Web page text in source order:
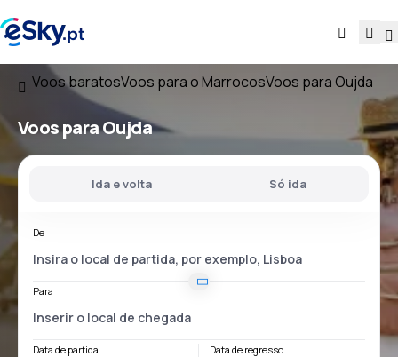
Voos baratosVoos para o MarrocosVoos para Oujda
Voos para Oujda
Ida e volta Só ida
De
Para
Data de partida Data de regresso